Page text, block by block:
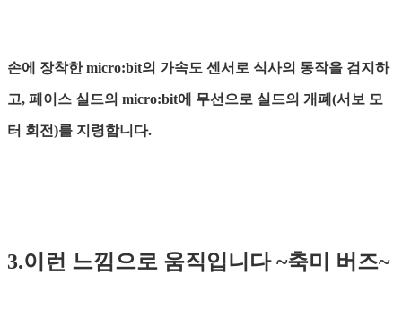
손에 장착한 micro:bit의 가속도 센서로 식사의 동작을 검지하
고, 페이스 실드의 micro:bit에 무선으로 실드의 개폐(서보 모
터 회전)를 지령합니다.
3.이런 느낌으로 움직입니다 ~축미 버즈~